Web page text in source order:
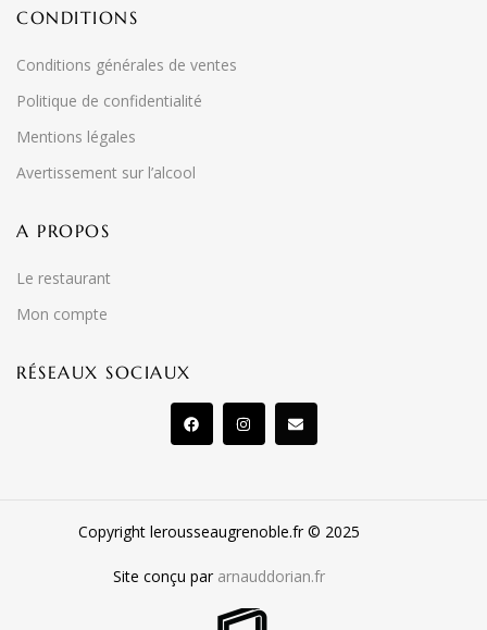
CONDITIONS
Conditions générales de ventes
Politique de confidentialité
Mentions légales
Avertissement sur l’alcool
A PROPOS
Le restaurant
Mon compte
RÉSEAUX SOCIAUX
Copyright lerousseaugrenoble.fr © 2025
Site conçu par arnauddorian.fr